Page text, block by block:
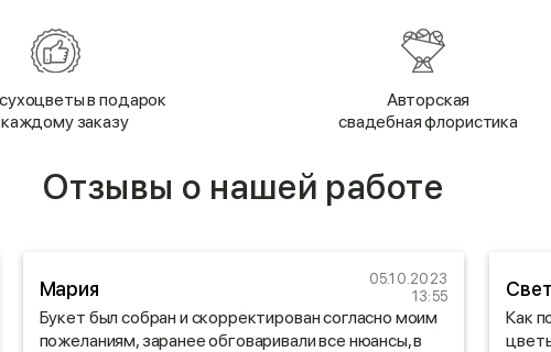
в подарок
заказу
Авторская
свадебная флористика
Отзывы о нашей работе
Мария
05.10.2023
13:55
Букет был собран и скорректирован согласно моим
пожеланиям, заранее обговаривали все нюансы, в
Как